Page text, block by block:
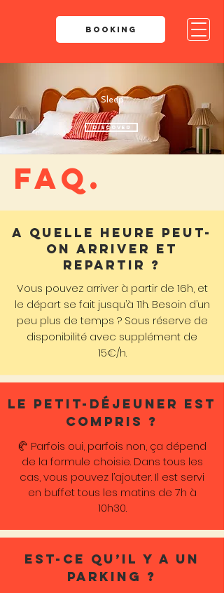
BOOKING
la baignoire
HOTEL RESTAURANT
LACANAU
Sleep
discover
EAT &DRINK
discover
SEMINARS & PRO EVENTS
TO WORK
discover
WEDDINGS & PRIVATE EVENTS
CELABRATE
SPA MASSAGES & YOGA
self-care
FAQ.
A quelle heure peut-
on arriver et
repartir ?
Vous pouvez arriver à partir de 16h, et
le départ se fait jusqu’à 11h. Besoin d’un
peu plus de temps ? Sous réserve de
disponibilité avec supplément de
15€/h.
Le petit-déjeuner est
compris ?
🥐 Parfois oui, parfois non, ça dépend
de la formule choisie. Dans tous les
cas, vous pouvez l’ajouter. Il est servi
en buffet tous les matins de 7h à
10h30.
Est-ce qu’il y a un
parking ?